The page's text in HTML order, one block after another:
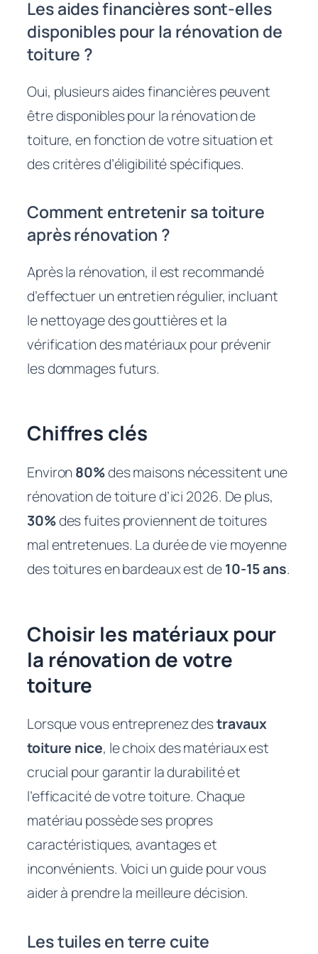
Les aides financières sont-elles
disponibles pour la rénovation de
toiture ?
Oui, plusieurs aides financières peuvent
être disponibles pour la rénovation de
toiture, en fonction de votre situation et
des critères d’éligibilité spécifiques.
Comment entretenir sa toiture
après rénovation ?
Après la rénovation, il est recommandé
d’effectuer un entretien régulier, incluant
le nettoyage des gouttières et la
vérification des matériaux pour prévenir
les dommages futurs.
Chiffres clés
Environ80%des maisons nécessitent une
rénovation de toiture d’ici 2026. De plus,
30%des fuites proviennent de toitures
mal entretenues. La durée de vie moyenne
des toitures en bardeaux est de10-15 ans.
Choisir les matériaux pour
la rénovation de votre
toiture
Lorsque vous entreprenez destravaux
toiture nice, le choix des matériaux est
crucial pour garantir la durabilité et
l’efficacité de votre toiture. Chaque
matériau possède ses propres
caractéristiques, avantages et
inconvénients. Voici un guide pour vous
aider à prendre la meilleure décision.
Les tuiles en terre cuite